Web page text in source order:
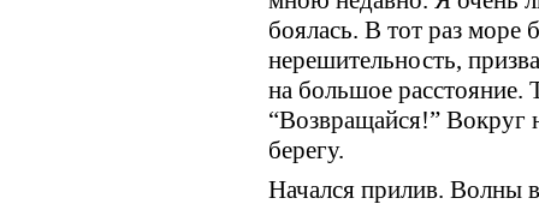
боялась. В тот раз море
нерешительность,
на большое расстояние.
“Возвращайся!” Вокруг
берегу.
Начался прилив. Волны